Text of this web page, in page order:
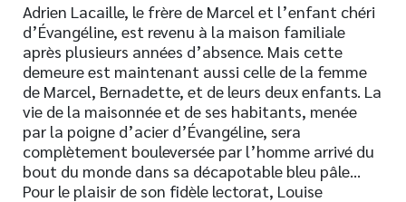
Adrien Lacaille, le frère de Marcel et l’enfant chéri
d’Évangéline, est revenu à la maison familiale
après plusieurs années d’absence. Mais cette
demeure est maintenant aussi celle de la femme
de Marcel, Bernadette, et de leurs deux enfants. La
vie de la maisonnée et de ses habitants, menée
par la poigne d’acier d’Évangéline, sera
complètement bouleversée par l’homme arrivé du
bout du monde dans sa décapotable bleu pâle…
Pour le plaisir de son fidèle lectorat, Louise